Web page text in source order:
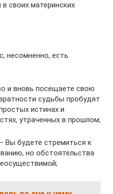
своих материнских
несомненно, есть
и вновь посещаете свою
судьбы пробудят
истинах и
утраченных в прошлом;
Вы будете стремиться к
но обстоятельства